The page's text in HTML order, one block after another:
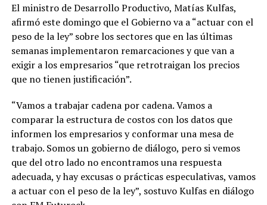
El ministro de Desarrollo Productivo, Matías Kulfas,
afirmó este domingo que el Gobierno va a “actuar con el
peso de la ley” sobre los sectores que en las últimas
semanas implementaron remarcaciones y que van a
exigir a los empresarios “que retrotraigan los precios
que no tienen justificación”.
“Vamos a trabajar cadena por cadena. Vamos a
comparar la estructura de costos con los datos que
informen los empresarios y conformar una mesa de
trabajo. Somos un gobierno de diálogo, pero si vemos
que del otro lado no encontramos una respuesta
adecuada, y hay excusas o prácticas especulativas, vamos
a actuar con el peso de la ley”, sostuvo Kulfas en diálogo